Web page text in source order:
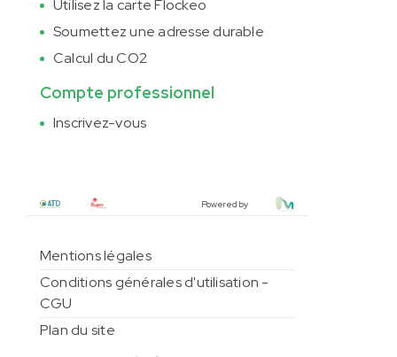
Utilisez la carte Flockeo
Soumettez une adresse durable
Calcul du CO2
Compte professionnel
Inscrivez-vous
Powered by
Mentions légales
Conditions générales d'utilisation -
CGU
Plan du site